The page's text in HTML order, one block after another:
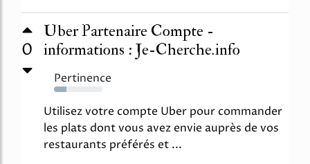
0
Uber Partenaire Compte -
informations : Je-Cherche.info
Pertinence
25%
Utilisez votre compte Uber pour commander
les plats dont vous avez envie auprès de vos
restaurants préférés et ...